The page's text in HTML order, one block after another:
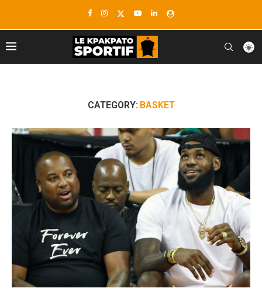
CATEGORY: BASKET